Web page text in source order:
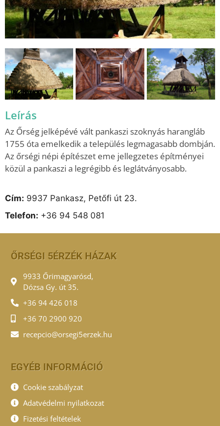
Leírás
Az Őrség jelképévé vált pankaszi szoknyás harangláb
1755 óta emelkedik a település legmagasabb dombján.
Az őrségi népi építészet eme jellegzetes építményei
közül a pankaszi a legrégibb és leglátványosabb.
Cím: 9937 Pankasz, Petőfi út 23.
Telefon: +36 94 548 081
ŐRSÉGI 5ÉRZÉK HÁZAK
9933 Őrimagyarósd,
Dózsa Gy. út 35.
+36 94 426 018
+36 70 2900 920
recepcio@orsegi5erzek.hu
EGYÉB INFORMÁCIÓ
Cookie szabályzat
Adatvédelmi nyilatkozat
Fizetési feltételek